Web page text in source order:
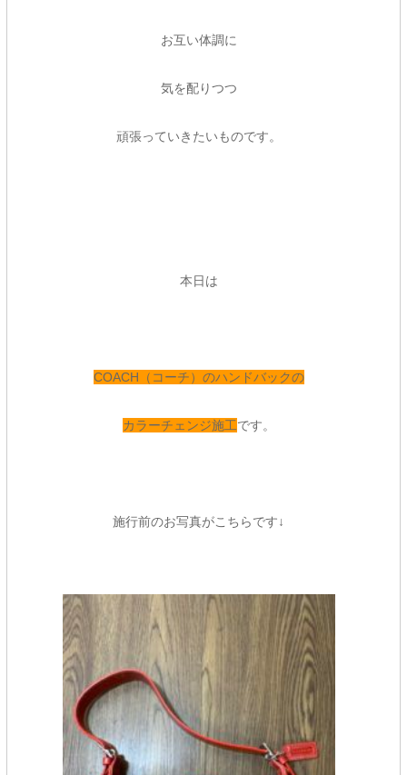
お互い体調に
気を配りつつ
頑張っていきたいものです。
本日は
COACH（コーチ）のハンドバックの
カラーチェンジ施工です。
施行前のお写真がこちらです↓